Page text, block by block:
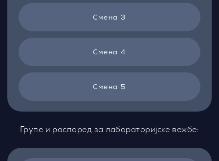
Смена 3
Смена 4
Смена 5
Групе и распоред за лабораторијскe вежбe: